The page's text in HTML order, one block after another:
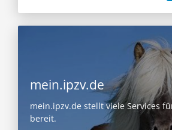
mein.ipzv.de
mein.ipzv.de stellt viele Services
bereit.